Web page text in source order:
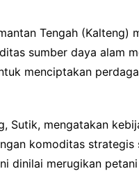
Tengah
sumber daya alam
menciptakan
Sutik, mengatakan
komoditas
dinilai merugikan